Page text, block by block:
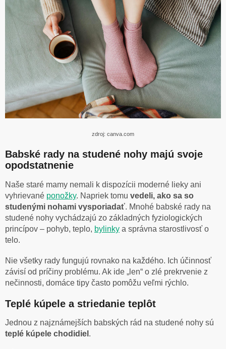
zdroj: canva.com
Babské rady na studené nohy majú svoje
opodstatnenie
Naše staré mamy nemali k dispozícii moderné lieky ani
vyhrievané ponožky. Napriek tomu vedeli, ako sa so
studenými nohami vysporiadať. Mnohé babské rady na
studené nohy vychádzajú zo základných fyziologických
princípov – pohyb, teplo, bylinky a správna starostlivosť o
telo.
Nie všetky rady fungujú rovnako na každého. Ich účinnosť
závisí od príčiny problému. Ak ide „len“ o zlé prekrvenie z
nečinnosti, domáce tipy často pomôžu veľmi rýchlo.
Teplé kúpele a striedanie teplôt
Jednou z najznámejších babských rád na studené nohy sú
teplé kúpele chodidiel .